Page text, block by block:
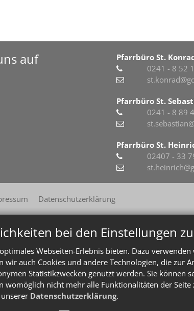
bei den Einstellungen
Webseiten-Erlebnis bieten. Dazu
auch Cookies und andere Technologien, die zur
Statistikzwecken genutzt werden. Sie können
womöglich nicht mehr alle Funktionalitäten der
Datenschutzerklärung.
auf
Pfarrbüro St.
0241 - 8 52
Pfarrbüro St.
0241 - 8 89
Pfarrbüro St.
02407 - 33
Datenschutzerklärung